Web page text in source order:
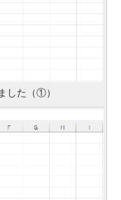
した（①）